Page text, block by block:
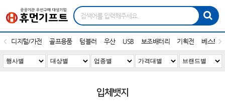
디지털/가전 골프용품 텀블러 우산 USB 보조배터리 기획전 베스트
입체뱃지